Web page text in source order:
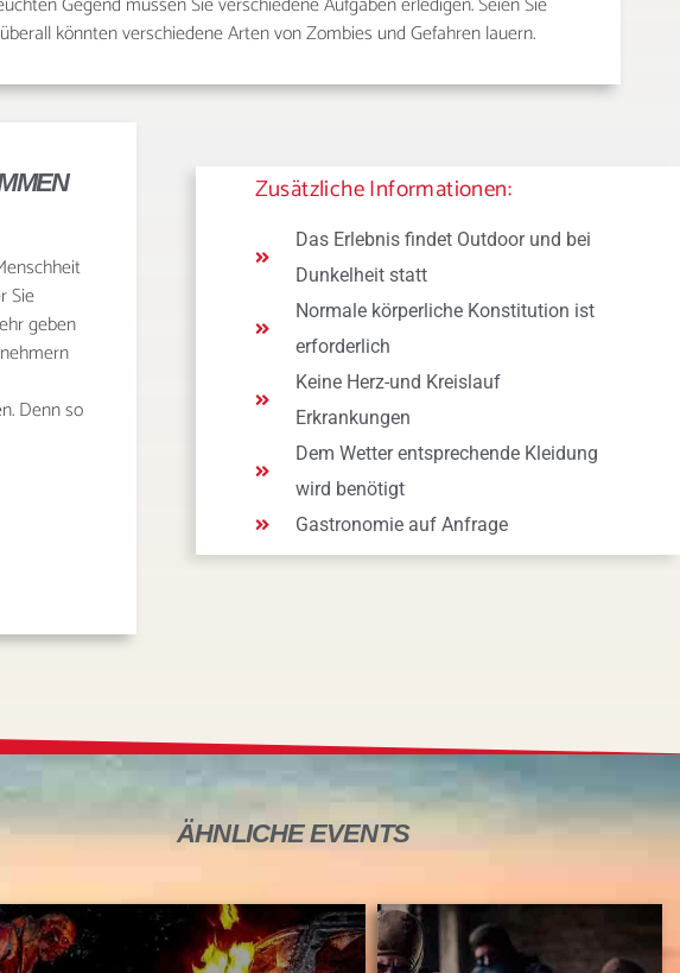
könnten verschiedene Arten von Zombies und Gefahren lauern.
Sie
geben
Denn so
Zusätzliche Informationen:
Das Erlebnis findet Outdoor und bei
Dunkelheit statt
Normale körperliche Konstitution ist
erforderlich
Keine Herz-und Kreislauf
Erkrankungen
Dem Wetter entsprechende Kleidung
wird benötigt
Gastronomie auf Anfrage
ÄHNLICHE EVENTS